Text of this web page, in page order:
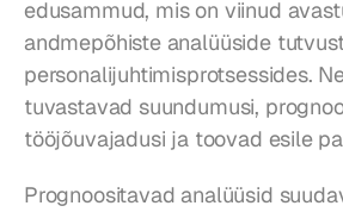
edusammud, mis on viinud
andmepõhiste analüüside
personalijuhtimisprotsessides.
tuvastavad suundumusi,
tööjõuvajadusi ja toovad esile
Prognoositavad analüüsid